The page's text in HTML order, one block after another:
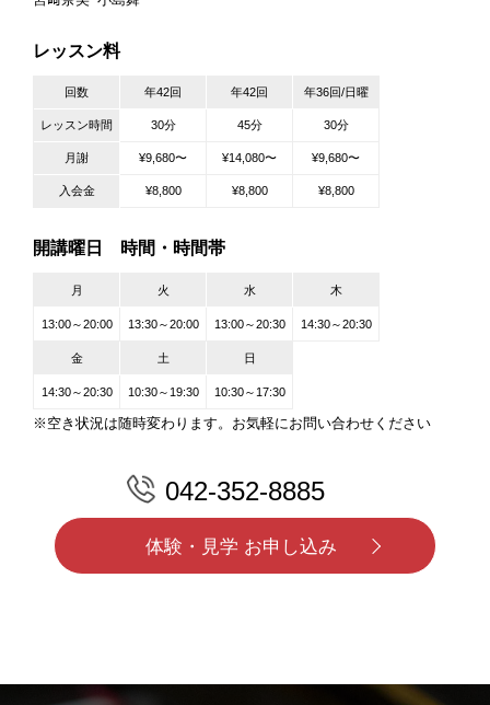
レッスン料
回数 年42回 年42回 年36回/日曜
レッスン時間 30分 45分 30分
月謝 ¥9,680〜 ¥14,080〜 ¥9,680〜
入会金 ¥8,800 ¥8,800 ¥8,800
開講曜日 時間・時間帯
月 火 水 木
13:00～20:00 13:30～20:00 13:00～20:30 14:30～20:30
金 土 日
14:30～20:30 10:30～19:30 10:30～17:30
※空き状況は随時変わります。お気軽にお問い合わせください
042-352-8885
体験・見学 お申し込み